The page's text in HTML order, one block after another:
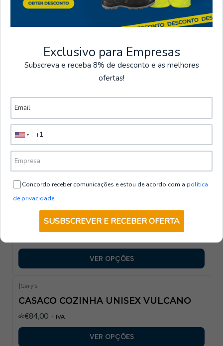
de €74,00 + IVA
VER OPÇÕES
CASACO COZINHA UNISEX OSIRIS
CASACO COZINHA UNISEX HUBAL
de€89,00
VER OPÇÕES
CASACO COZINHA UNISEX TYR
VER OPÇÕES
|Gary's
CASACO COZINHA UNISEX VULCANO
de€84,00 + IVA
VER OPÇÕES
Exclusivo para Empresas
Subscreva e receba 8% de desconto e as melhores
ofertas!
Concordo receber comunicações e estou de acordo com a política
de privacidade.
SUSBSCREVER E RECEBER OFERTA